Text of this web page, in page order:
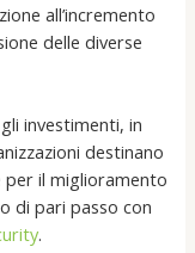
all’incremento
delle diverse
investimenti, in
destinano
per il miglioramento
di pari passo con
.